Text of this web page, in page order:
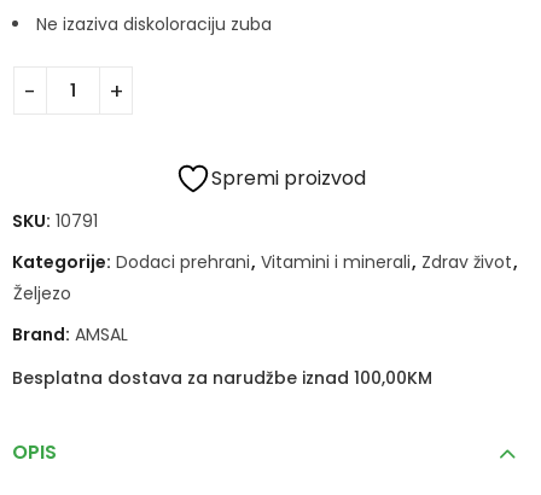
Ne izaziva diskoloraciju zuba
Spremi proizvod
SKU: 10791
Kategorije: Dodaci prehrani, Vitamini i minerali, Zdrav život,
Željezo
Brand: AMSAL
Besplatna dostava za narudžbe iznad 100,00KM
OPIS